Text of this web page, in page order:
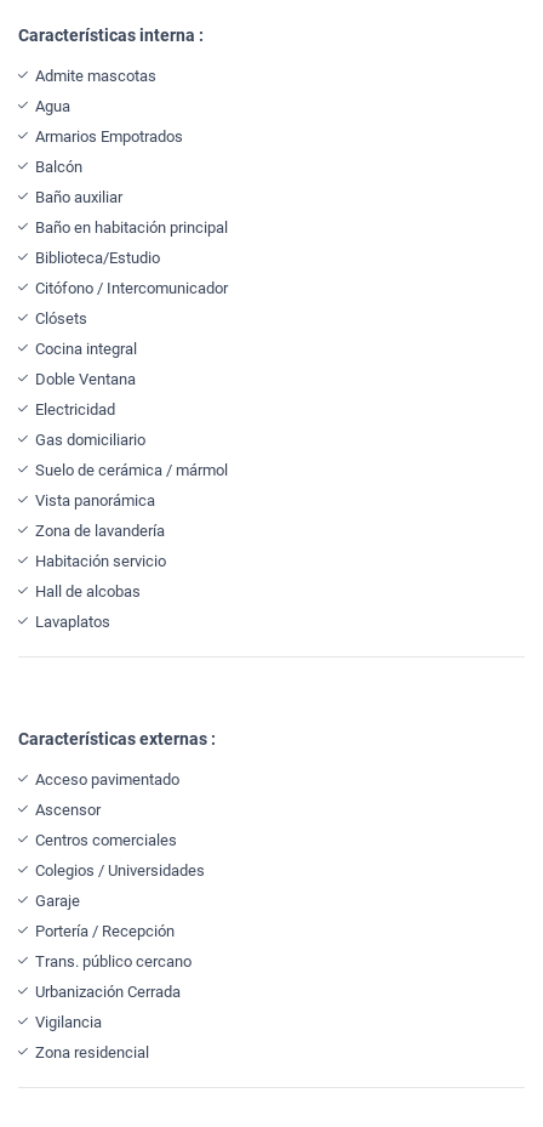
Características interna :
Admite mascotas
Agua
Armarios Empotrados
Balcón
Baño auxiliar
Baño en habitación principal
Biblioteca/Estudio
Citófono / Intercomunicador
Clósets
Cocina integral
Doble Ventana
Electricidad
Gas domiciliario
Suelo de cerámica / mármol
Vista panorámica
Zona de lavandería
Habitación servicio
Hall de alcobas
Lavaplatos
Características externas :
Acceso pavimentado
Ascensor
Centros comerciales
Colegios / Universidades
Garaje
Portería / Recepción
Trans. público cercano
Urbanización Cerrada
Vigilancia
Zona residencial